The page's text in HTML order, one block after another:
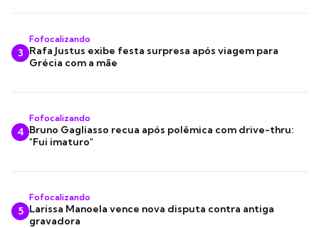
3
Fofocalizando
Rafa Justus exibe festa surpresa após viagem para
Grécia com a mãe
4
Fofocalizando
Bruno Gagliasso recua após polêmica com drive-thru:
"Fui imaturo"
5
Fofocalizando
Larissa Manoela vence nova disputa contra antiga
gravadora